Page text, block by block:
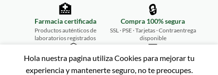
Hola nuestra pagina utiliza Cookies para mejorar tu
experiencia y mantenerte seguro, no te preocupes.
🏥
Farmacia certificada
Productos auténticos de
laboratorios registrados
🔒
Compra 100% segura
SSL · PSE · Tarjetas · Contraentrega
disponible
📦
Envíos a todo Colombia
Desde Ibagué hasta tu puerta,
💬
Atención personalizada
WhatsApp 315 461 2675